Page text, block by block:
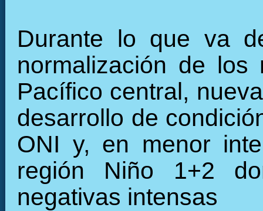
Durante lo que va
normalización de
Pacífico central,
desarrollo de
ONI y, en menor
región Niño 1+2
negativas intensas